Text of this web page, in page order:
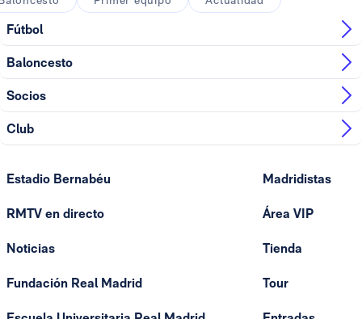
Fútbol
Baloncesto
Socios
Club
Estadio Bernabéu
RMTV en directo
Noticias
Fundación Real Madrid
Madridistas
Área VIP
Tienda
Tour